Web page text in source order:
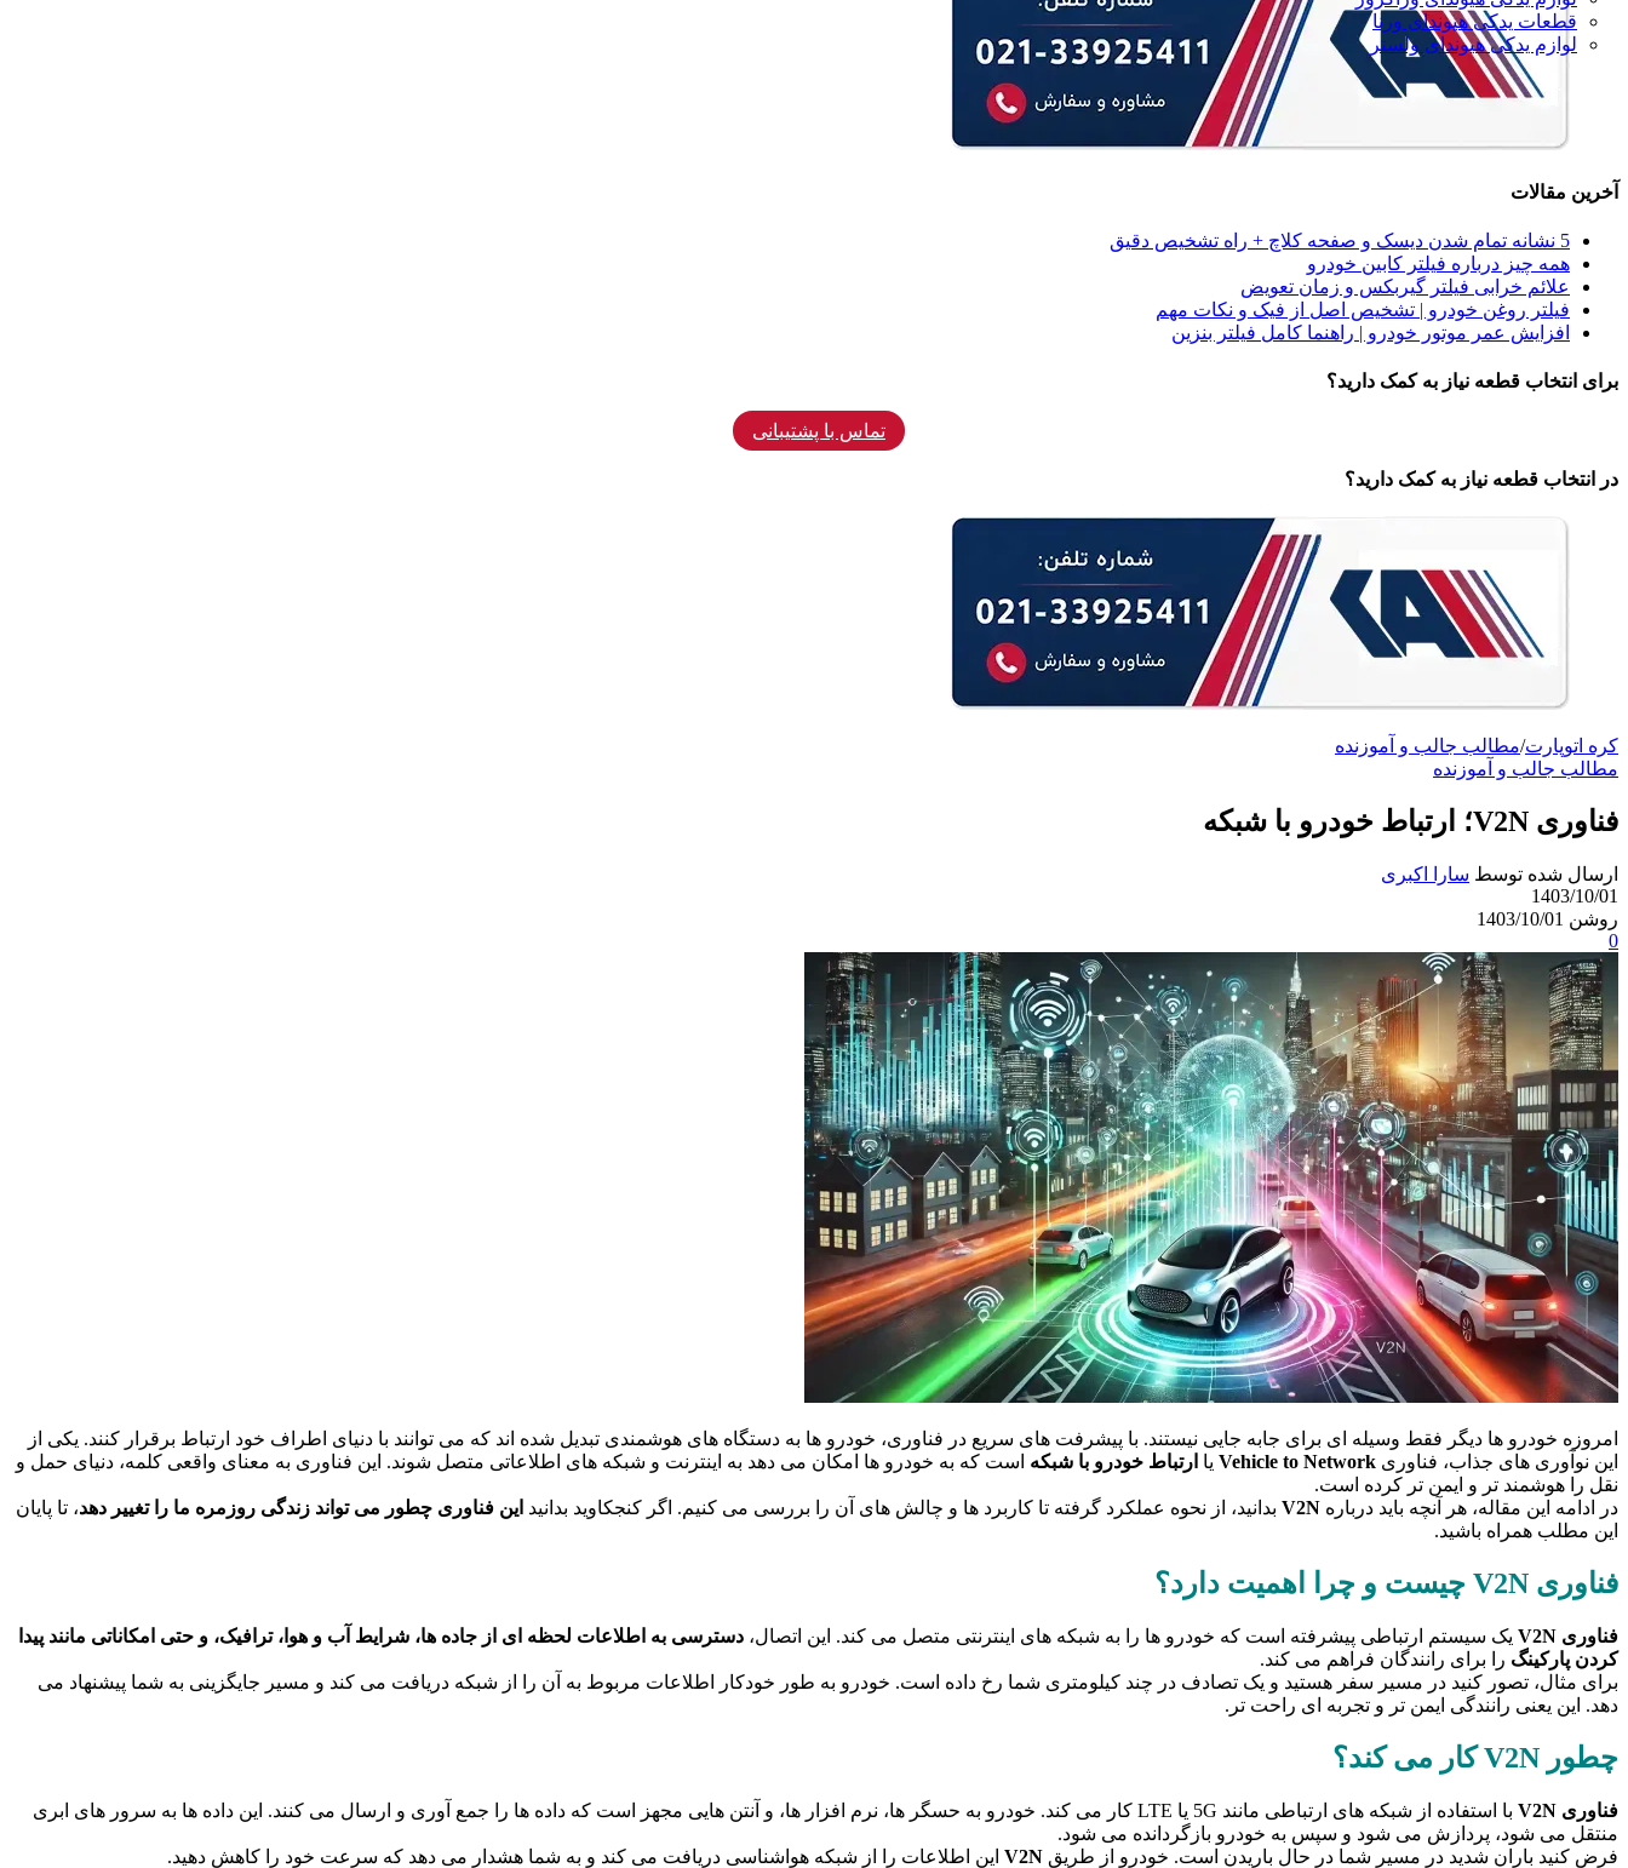
قطعات یدکی هیوندای ورنا
لوازم یدکی هیوندای ولستر
آخرین مقالات
5 نشانه‌ تمام شدن دیسک و صفحه کلاچ + راه تشخیص دقیق
همه‌ چیز درباره فیلتر کابین خودرو
علائم خرابی فیلتر گیربکس و زمان تعویض
فیلتر روغن خودرو | تشخیص اصل از فیک و نکات مهم
افزایش عمر موتور خودرو | راهنما کامل فیلتر بنزین
برای انتخاب قطعه نیاز به کمک دارید؟
تماس با پشتیبانی
در انتخاب قطعه نیاز به کمک دارید؟
کره اتوپارت/مطالب جالب و آموزنده
مطالب جالب و آموزنده
فناوری V2N؛ ارتباط خودرو با شبکه
ارسال شده توسط سارا اکبری
1403/10/01
روشن 1403/10/01
0
امروزه خودرو ها دیگر فقط وسیله ای برای جابه جایی نیستند. با پیشرفت های سریع در فناوری، خودرو ها به دستگاه های هوشمندی تبدیل شده اند که می توانند با دنیای اطراف خود ارتباط برقرار کنند. یکی از
این نوآوری های جذاب، فناوری Vehicle to Network یا ارتباط خودرو با شبکه است که به خودرو ها امکان می دهد به اینترنت و شبکه های اطلاعاتی متصل شوند. این فناوری به معنای واقعی کلمه، دنیای حمل و
نقل را هوشمند تر و ایمن تر کرده است.
در ادامه این مقاله، هر آنچه باید درباره V2N بدانید، از نحوه عملکرد گرفته تا کاربرد ها و چالش های آن را بررسی می کنیم. اگر کنجکاوید بدانید این فناوری چطور می تواند زندگی روزمره ما را تغییر دهد، تا پایان
این مطلب همراه باشید.
فناوری V2N چیست و چرا اهمیت دارد؟
فناوری V2N یک سیستم ارتباطی پیشرفته است که خودرو ها را به شبکه های اینترنتی متصل می کند. این اتصال، دسترسی به اطلاعات لحظه ای از جاده ها، شرایط آب و هوا، ترافیک، و حتی امکاناتی مانند پیدا
کردن پارکینگ را برای رانندگان فراهم می کند.
برای مثال، تصور کنید در مسیر سفر هستید و یک تصادف در چند کیلومتری شما رخ داده است. خودرو به طور خودکار اطلاعات مربوط به آن را از شبکه دریافت می کند و مسیر جایگزینی به شما پیشنهاد می
دهد. این یعنی رانندگی ایمن تر و تجربه ای راحت تر.
چطور V2N کار می کند؟
فناوری V2N
با استفاده از شبکه های ارتباطی مانند 5G یا LTE کار می کند. خودرو به حسگر ها، نرم افزار ها، و آنتن هایی مجهز است که داده ها را جمع آوری و ارسال می کنند. این داده ها به سرور های ابری
منتقل می شود، پردازش می شود و سپس به خودرو بازگردانده می شود.
فرض کنید باران شدید در مسیر شما در حال باریدن است. خودرو از طریق V2N این اطلاعات را از شبکه هواشناسی دریافت می کند و به شما هشدار می دهد که سرعت خود را کاهش دهید.